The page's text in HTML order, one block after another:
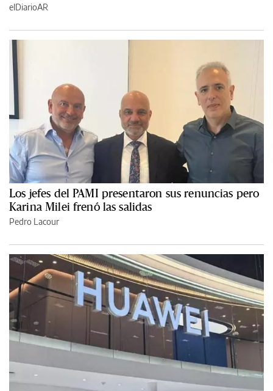
elDiarioAR
Los jefes del PAMI presentaron sus renuncias pero
Karina Milei frenó las salidas
Pedro Lacour